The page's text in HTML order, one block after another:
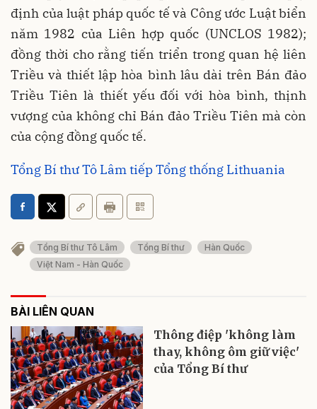
định của luật pháp quốc tế và Công ước Luật biển
năm 1982 của Liên hợp quốc (UNCLOS 1982);
đồng thời cho rằng tiến triển trong quan hệ liên
Triều và thiết lập hòa bình lâu dài trên Bán đảo
Triều Tiên là thiết yếu đối với hòa bình, thịnh
vượng của không chỉ Bán đảo Triều Tiên mà còn
của cộng đồng quốc tế.
Tổng Bí thư Tô Lâm tiếp Tổng thống Lithuania
Tổng Bí thư Tô Lâm Tổng Bí thư
Hàn Quốc
Việt Nam - Hàn Quốc
BÀI LIÊN QUAN
Thông điệp 'không làm
thay, không ôm giữ việc'
của Tổng Bí thư